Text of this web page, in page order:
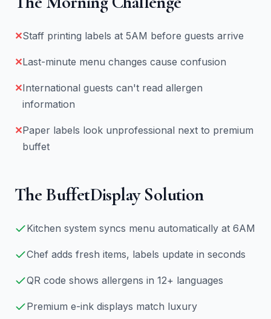
✕Staff printing labels at 5AM before guests arrive
✕Last-minute menu changes cause confusion
✕International guests can't read allergen
information
✕Paper labels look unprofessional next to premium
buffet
The BuffetDisplay Solution
Kitchen system syncs menu automatically at 6AM
Chef adds fresh items, labels update in seconds
QR code shows allergens in 12+ languages
Premium e-ink displays match luxury